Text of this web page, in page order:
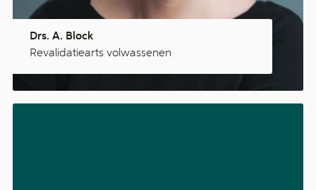
Drs. A. Block
Revalidatiearts volwassenen